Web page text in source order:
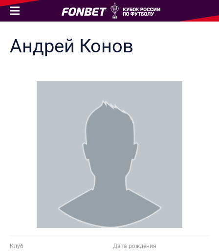
Андрей Конов
Клуб Дата рождения